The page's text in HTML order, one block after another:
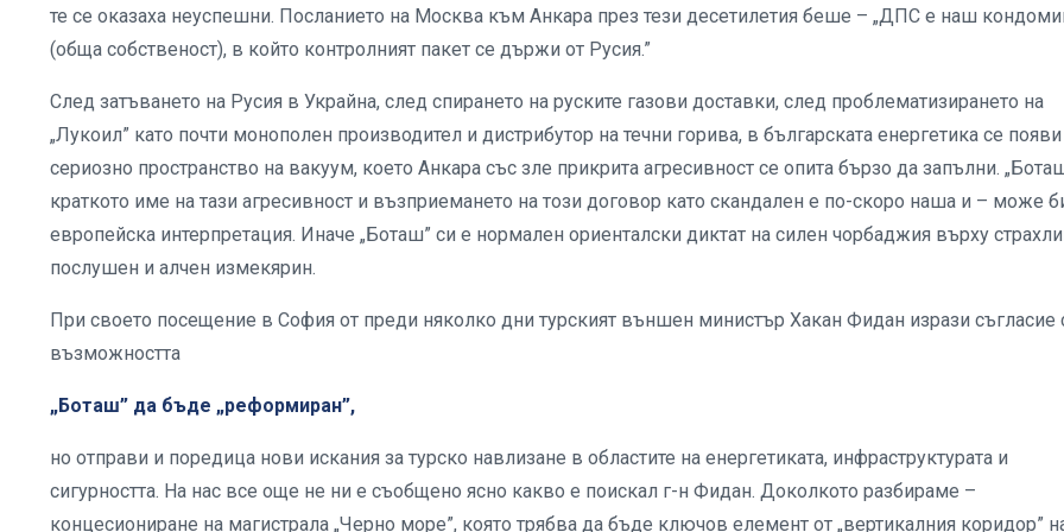
те се оказаха неуспешни. Посланието на Москва към Анкара през тези десетилетия беше – „ДПС е наш
(обща собственост), в който контролният пакет се държи от Русия.”
След затъването на Русия в Украйна, след спирането на руските газови доставки, след проблематизирането на
„Лукоил” като почти монополен производител и дистрибутор на течни горива, в българската енергетика се появи
сериозно пространство на вакуум, което Анкара със зле прикрита агресивност се опита бързо да запълни.
краткото име на тази агресивност и възприемането на този договор като скандален е по-скоро наша и – може
европейска интерпретация. Иначе „Боташ” си е нормален ориенталски диктат на силен чорбаджия върху
послушен и алчен измекярин.
При своето посещение в София от преди няколко дни турският външен министър Хакан Фидан изрази съгласие
възможността
„Боташ” да бъде „реформиран”,
но отправи и поредица нови искания за турско навлизане в областите на енергетиката, инфраструктурата и
сигурността. На нас все още не ни е съобщено ясно какво е поискал г-н Фидан. Доколкото разбираме –
концесиониране на магистрала „Черно море”, която трябва да бъде ключов елемент от „вертикалния коридор”